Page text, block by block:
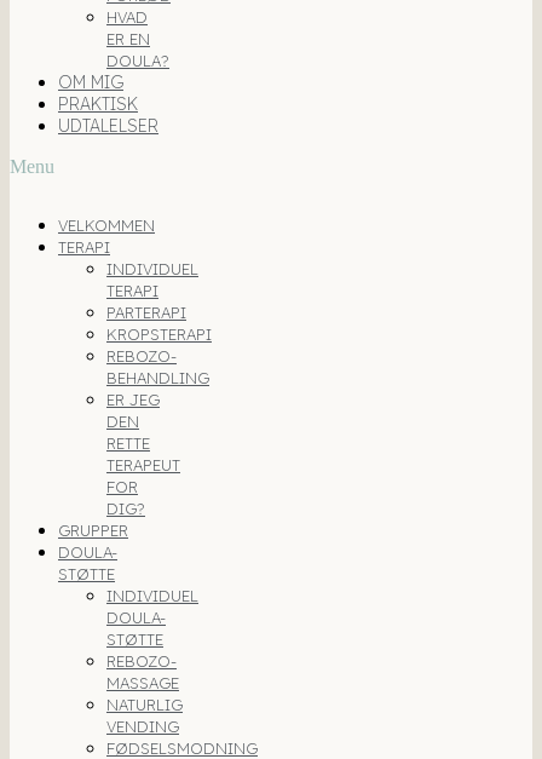
HVAD
ER EN
DOULA?
OM MIG
PRAKTISK
UDTALELSER
Menu
VELKOMMEN
TERAPI
INDIVIDUEL
TERAPI
PARTERAPI
KROPSTERAPI
REBOZO-
BEHANDLING
ER JEG
DEN
RETTE
TERAPEUT
FOR
DIG?
GRUPPER
DOULA-
STØTTE
INDIVIDUEL
DOULA-
STØTTE
REBOZO-
MASSAGE
NATURLIG
VENDING
FØDSELSMODNING